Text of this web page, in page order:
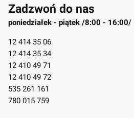
Zadzwoń do nas
poniedziałek - piątek /8:00 - 16:00/
12 414 35 06
12 414 35 34
12 410 49 71
12 410 49 72
535 261 161
780 015 759